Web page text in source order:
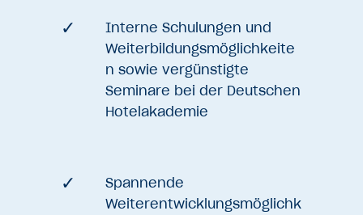
Interne Schulungen und
Weiterbildungsmöglichkeite
n sowie vergünstigte
Seminare bei der Deutschen
Hotelakademie
Spannende
Weiterentwicklungsmöglichk